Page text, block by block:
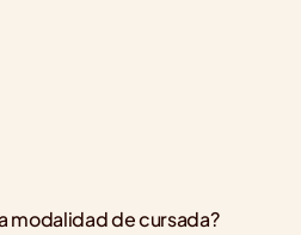
modalidad de cursada?